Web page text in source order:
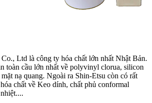
Ltd là công ty hóa chất lớn nhất Nhật Bản.
toàn cầu lớn nhất về polyvinyl clorua, silicon
nạ quang. Ngoài ra Shin-Etsu còn có rất
chất về Keo dính, chất phủ conformal